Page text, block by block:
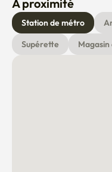
À proximité
Station de métro